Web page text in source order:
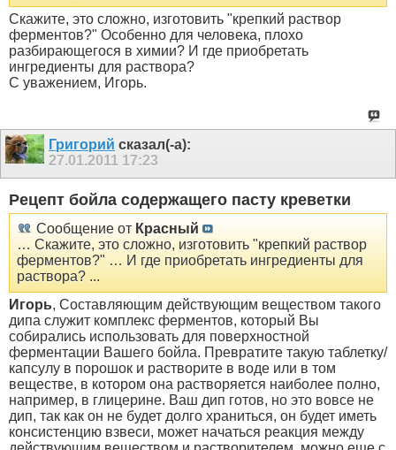
Скажите, это сложно, изготовить "крепкий раствор
ферментов?" Особенно для человека, плохо
разбирающегося в химии? И где приобретать
ингредиенты для раствора?
С уважением, Игорь.
Григорий сказал(-а):
27.01.2011 17:23
Рецепт бойла содержащего пасту креветки
Сообщение от Красный
… Скажите, это сложно, изготовить "крепкий раствор
ферментов?" … И где приобретать ингредиенты для
раствора? ...
Игорь, Составляющим действующим веществом такого
дипа служит комплекс ферментов, который Вы
собирались использовать для поверхностной
ферментации Вашего бойла. Превратите такую таблетку/
капсулу в порошок и растворите в воде или в том
веществе, в котором она растворяется наиболее полно,
например, в глицерине. Ваш дип готов, но это вовсе не
дип, так как он не будет долго храниться, он будет иметь
консистенцию взвеси, может начаться реакция между